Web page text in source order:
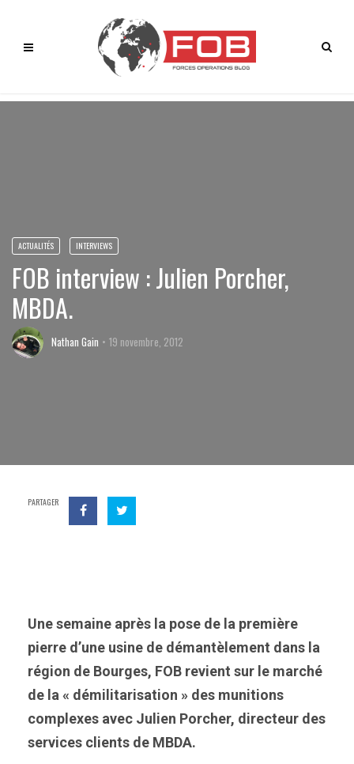
ACTUALITÉS INTERVIEWS
FOB interview : Julien Porcher,
MBDA.
Nathan Gain 19 novembre, 2012
PARTAGER
Une semaine après la pose de la première
pierre d’une usine de démantèlement dans la
région de Bourges, FOB revient sur le marché
de la « démilitarisation » des munitions
complexes avec Julien Porcher, directeur des
services clients de MBDA.